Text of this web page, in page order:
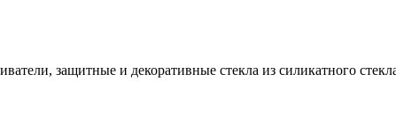
защитные и декоративные стекла из силикатного